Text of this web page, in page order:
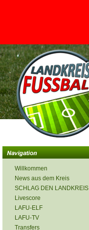
<
Willkommen
News aus dem Kreis
SCHLAG DEN LANDKREIS
Livescore
LAFU-ELF
LAFU-TV
Transfers